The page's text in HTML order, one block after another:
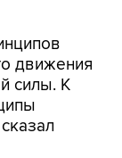
движения
силы. К